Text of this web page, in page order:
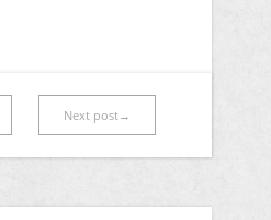
Next post→